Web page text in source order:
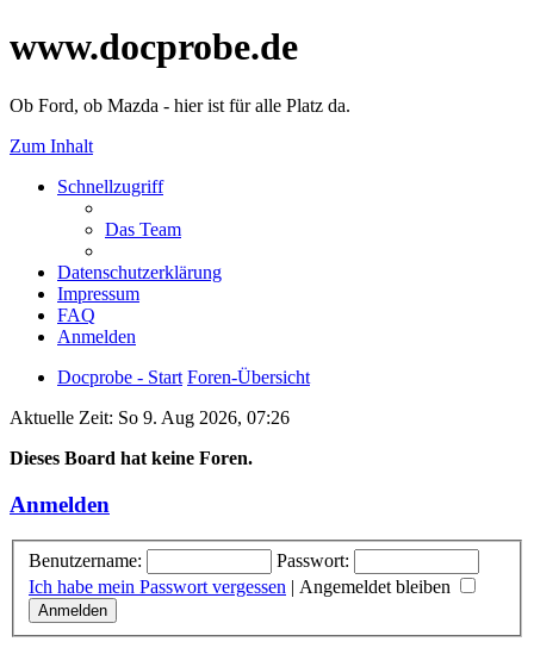
www.docprobe.de
Ob Ford, ob Mazda - hier ist für alle Platz da.
Zum Inhalt
Schnellzugriff
Das Team
Datenschutzerklärung
Impressum
FAQ
Anmelden
Docprobe - Start Foren-Übersicht
Aktuelle Zeit: So 9. Aug 2026, 07:26
Dieses Board hat keine Foren.
Anmelden
Benutzername:
Passwort:
Ich habe mein Passwort vergessen | Angemeldet bleiben